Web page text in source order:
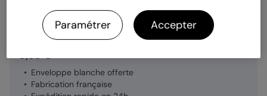
3,99 €
Enveloppe blanche offerte
Fabrication française
Paramétrer Accepter